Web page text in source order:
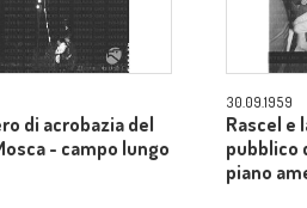
di acrobazia del
- campo lungo
30.09.1959
Rascel e
pubblico
piano